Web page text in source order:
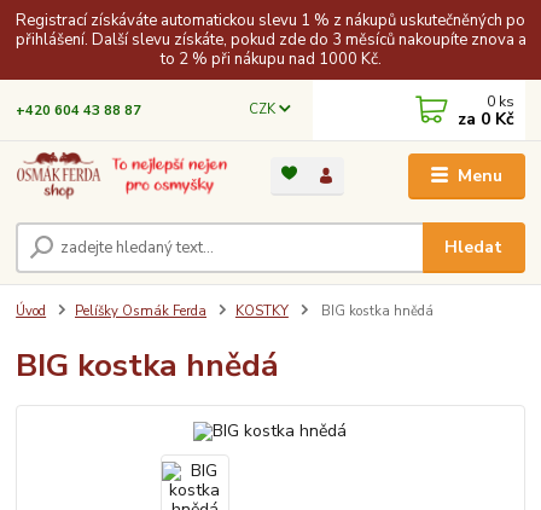
Registrací získáváte automatickou slevu 1 % z nákupů uskutečněných po
přihlášení. Další slevu získáte, pokud zde do 3 měsíců nakoupíte znova a
to 2 % při nákupu nad 1000 Kč.
Menu
CZK
Hledat
+420 604 43 88 87 0 ks
za 0 Kč
Úvod Pelíšky Osmák Ferda KOSTKY BIG kostka hnědá
BIG kostka hnědá